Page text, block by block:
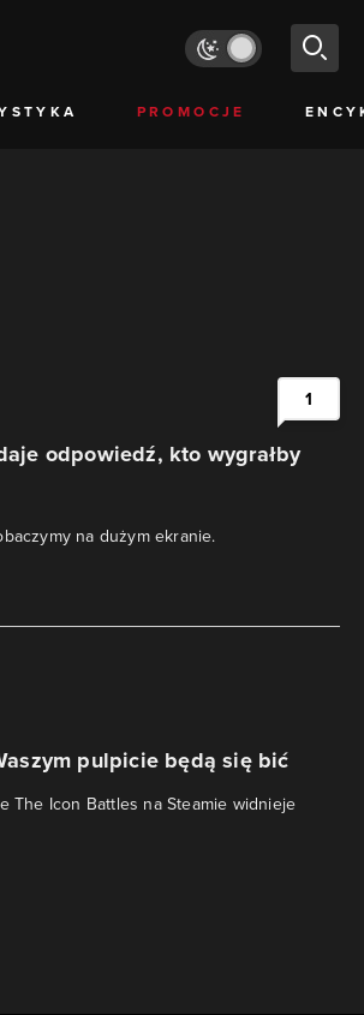
PROMOCJE
odpowiedź, kto wygrałby
na dużym ekranie.
1
pulpicie będą się bić
The Icon Battles na Steamie widnieje